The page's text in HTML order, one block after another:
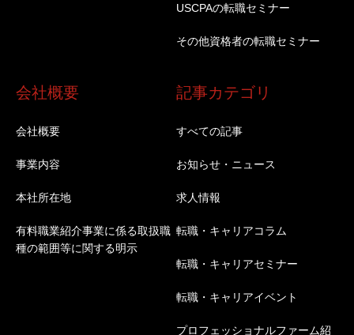
USCPAの転職セミナー
その他資格者の転職セミナー
会社概要
会社概要
事業内容
本社所在地
有料職業紹介事業に係る取扱職
種の範囲等に関する明示
記事カテゴリ
すべての記事
お知らせ・ニュース
求人情報
転職・キャリアコラム
転職・キャリアセミナー
転職・キャリアイベント
プロフェッショナルファーム紹